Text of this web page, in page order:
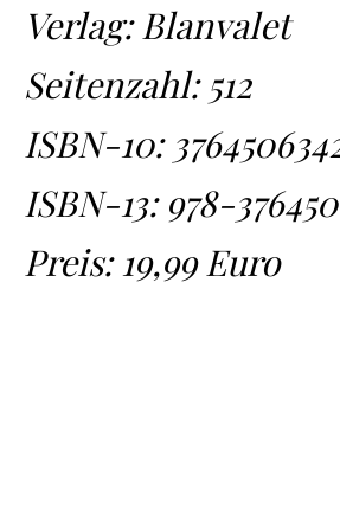
Verlag: Blanvalet
Seitenzahl: 512
ISBN-10:
ISBN-13: 978-
Preis: 19,99 Euro